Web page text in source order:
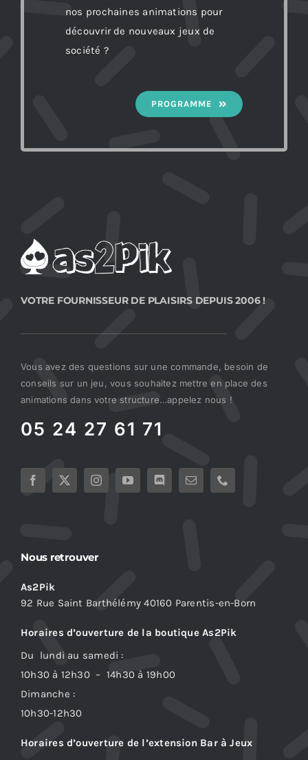
nos prochaines animations pour
découvrir de nouveaux jeux de
société ?
PROGRAMME
VOTRE FOURNISSEUR DE PLAISIRS DEPUIS 2006 !
Vous avez des questions sur une commande, besoin de
conseils sur un jeu, vous souhaitez mettre en place des
animations dans votre structure…appelez nous !
05 24 27 61 71
Nous retrouver
As2Pik
92 Rue Saint Barthélémy 40160 Parentis-en-Born
Horaires d’ouverture de la boutique As2Pik
Du lundi au samedi :
10h30 à 12h30 – 14h30 à 19h00
Dimanche :
10h30-12h30
Horaires d’ouverture de l’extension Bar à Jeux